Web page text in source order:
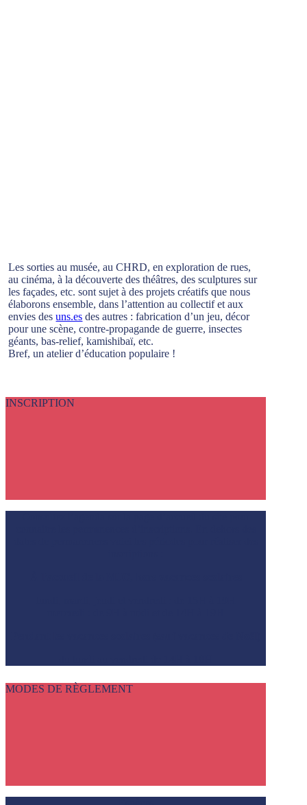
Les sorties au musée, au CHRD, en exploration de rues,
au cinéma, à la découverte des théâtres, des sculptures sur
les façades, etc. sont sujet à des projets créatifs que nous
élaborons ensemble, dans l’attention au collectif et aux
envies desuns.es des autres : fabrication d’un jeu, décor
pour une scène, contre-propagande de guerre, insectes
géants, bas-relief, kamishibaï, etc.
Bref, un atelier d’éducation populaire !
INSCRIPTION
MODES DE RÈGLEMENT